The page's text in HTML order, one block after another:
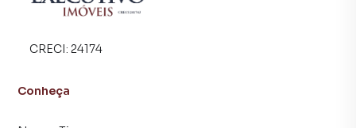
smartphone. Nós criamos soluções inovadoras para
compradores com o mercado imobiliário.
Anuncie seu imóvel! É fácil, rápido e gratuito! A Executivo
Imóveis é uma imobiliária digital com imóveis em diversas
CRECI: 24174
Conheça